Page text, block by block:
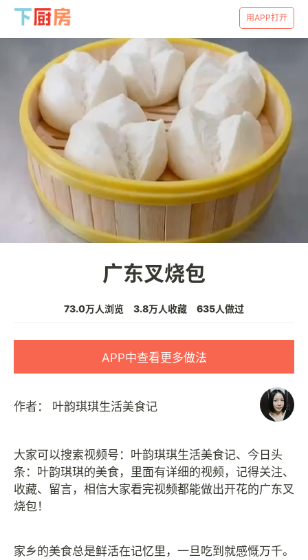
用APP打开
广东叉烧包
73.0万人浏览 3.8万人收藏 635人做过
APP中查看更多做法
作者： 叶韵琪琪生活美食记
大家可以搜索视频号：叶韵琪琪生活美食记、今日头
条：叶韵琪琪的美食，里面有详细的视频，记得关注、
收藏、留言，相信大家看完视频都能做出开花的广东叉
烧包！
家乡的美食总是鲜活在记忆里，一旦吃到就感慨万千。